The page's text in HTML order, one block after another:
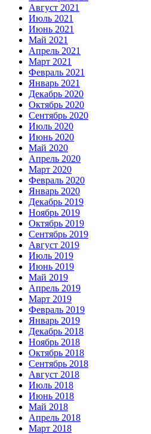
Август 2021
Июль 2021
Июнь 2021
Май 2021
Апрель 2021
Март 2021
Февраль 2021
Январь 2021
Декабрь 2020
Октябрь 2020
Сентябрь 2020
Июль 2020
Июнь 2020
Май 2020
Апрель 2020
Март 2020
Февраль 2020
Январь 2020
Декабрь 2019
Ноябрь 2019
Октябрь 2019
Сентябрь 2019
Август 2019
Июль 2019
Июнь 2019
Май 2019
Апрель 2019
Март 2019
Февраль 2019
Январь 2019
Декабрь 2018
Ноябрь 2018
Октябрь 2018
Сентябрь 2018
Август 2018
Июль 2018
Июнь 2018
Май 2018
Апрель 2018
Март 2018